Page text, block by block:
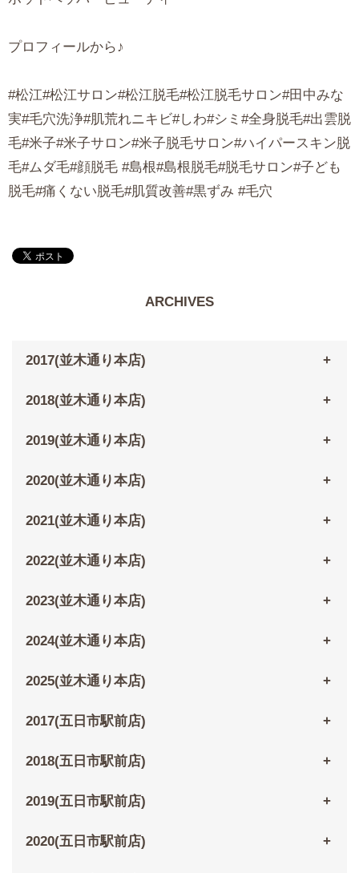
プロフィールから♪
#松江#松江サロン#松江脱毛#松江脱毛サロン#田中みな
実#毛穴洗浄#肌荒れニキビ#しわ#シミ#全身脱毛#出雲脱
毛#米子#米子サロン#米子脱毛サロン#ハイパースキン脱
毛#ムダ毛#顔脱毛 #島根#島根脱毛#脱毛サロン#子ども
脱毛#痛くない脱毛#肌質改善#黒ずみ #毛穴
ARCHIVES
2017(並木通り本店)
2018(並木通り本店)
2019(並木通り本店)
2020(並木通り本店)
2021(並木通り本店)
2022(並木通り本店)
2023(並木通り本店)
2024(並木通り本店)
2025(並木通り本店)
2017(五日市駅前店)
2018(五日市駅前店)
2019(五日市駅前店)
2020(五日市駅前店)